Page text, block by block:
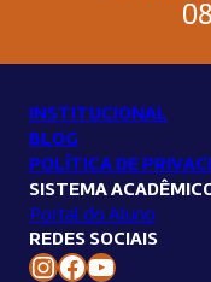
INSTITUCIONAL
BLOG
POLÍTICA DE
SISTEMA
Portal do Aluno
REDES SOCIAIS
Instagram Unilins Facebook Unilins Youtube Unilins